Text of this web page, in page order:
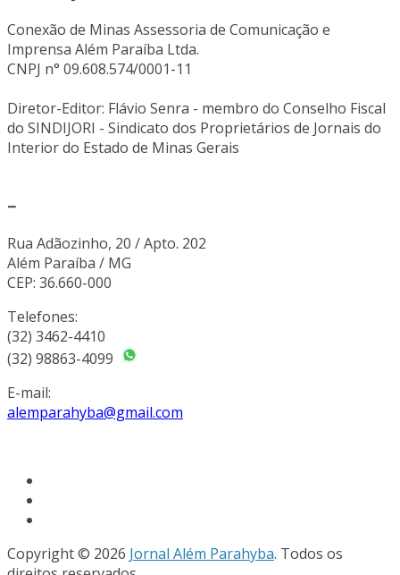
Conexão de Minas Assessoria de Comunicação e
Imprensa Além Paraíba Ltda.
CNPJ n° 09.608.574/0001-11
Diretor-Editor: Flávio Senra - membro do Conselho Fiscal
do SINDIJORI - Sindicato dos Proprietários de Jornais do
Interior do Estado de Minas Gerais
–
Rua Adãozinho, 20 / Apto. 202
Além Paraíba / MG
CEP: 36.660-000
Telefones:
(32) 3462-4410
(32) 98863-4099
E-mail:
alemparahyba@gmail.com
Copyright © 2026 Jornal Além Parahyba. Todos os